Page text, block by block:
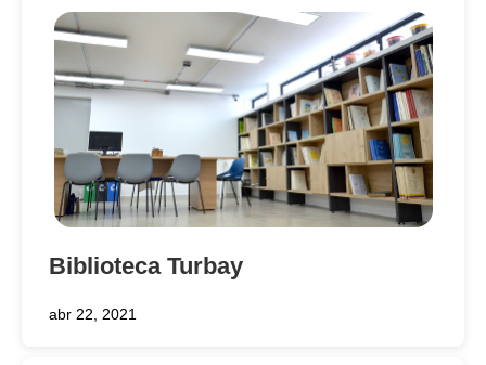
Biblioteca Turbay
abr 22, 2021